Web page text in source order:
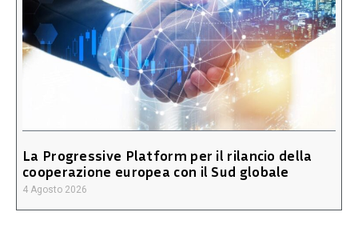
La Progressive Platform per il rilancio della
cooperazione europea con il Sud globale
4 Agosto 2026